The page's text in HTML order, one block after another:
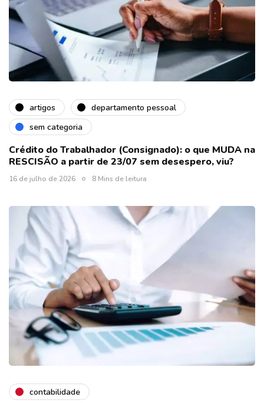
artigos
departamento pessoal
sem categoria
Crédito do Trabalhador (Consignado): o que MUDA na
RESCISÃO a partir de 23/07 sem desespero, viu?
16 de julho de 2026 8 Mins de leitura
contabilidade